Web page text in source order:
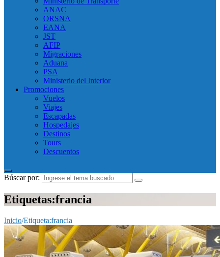
ANAC
ORSNA
EANA
JST
AFIP
Migraciones
Aduana
PSA
Ministerio del Interior
Promociones
Vuelos
Viajes
Escapadas
Hospedajes
Destinos
Tours
Descuentos
Búscar por:
Etiquetas:francia
Inicio/Etiqueta:francia